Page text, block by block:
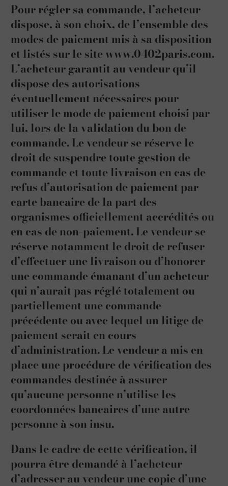
Pour régler sa commande, l’acheteur
dispose, à son choix, de l’ensemble des
modes de paiement mis à sa disposition
et listés sur le site www.0402paris.com.
L’acheteur garantit au vendeur qu’il
dispose des autorisations
éventuellement nécessaires pour
utiliser le mode de paiement choisi par
lui, lors de la validation du bon de
commande. Le vendeur se réserve le
droit de suspendre toute gestion de
commande et toute livraison en cas de
refus d’autorisation de paiement par
carte bancaire de la part des
organismes officiellement accrédités ou
en cas de non-paiement. Le vendeur se
réserve notamment le droit de refuser
d’effectuer une livraison ou d’honorer
une commande émanant d’un acheteur
qui n’aurait pas réglé totalement ou
partiellement une commande
précédente ou avec lequel un litige de
paiement serait en cours
d’administration. Le vendeur a mis en
place une procédure de vérification des
commandes destinée à assurer
qu’aucune personne n’utilise les
coordonnées bancaires d’une autre
personne à son insu.
Dans le cadre de cette vérification, il
pourra être demandé à l’acheteur
d’adresser au vendeur une copie d’une